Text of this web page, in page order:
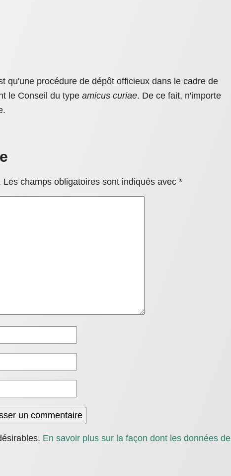
qu'une procédure de dépôt officieux dans le cadre de
le Conseil du type amicus curiae. De ce fait, n'importe
Les champs obligatoires sont indiqués avec *
En savoir plus sur la façon dont les données de